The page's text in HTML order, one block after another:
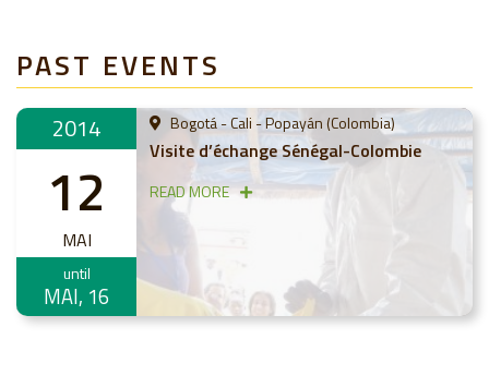
PAST EVENTS
2014
12
MAI
until
MAI, 16
Bogotá - Cali - Popayán (Colombia)
Visite d’échange Sénégal-Colombie
READ MORE